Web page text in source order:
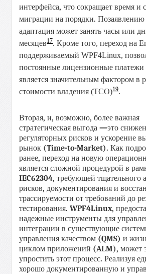
интерфейса, чтосокращает время и
миграции на порядки.Позаявлению
адаптацияможет занять часы или
месяцев17. Кроме того, переход на
поддерживаемый WPF4Linux,
постоянные лицензионные платежи
является значительным фактором в
стоимости владения (TCO)19.
Вторая, и,возможно, болееважная
стратегическаявыгода —это
регуляторных рисков и ускорение
рынок (Time-to-Market).Как
ранее, переход на новую
являетсясложной процедурой в
IEC62304,требующей тщательного
рисков,документирования и
трассируемостиот требований до
тестирования.WPF4Linux,
надежные инструменты для
интеграциив существующие
управлениякачеством (QMS)и
цикломприложений (ALM),может
упроститьэтотпроцесс.Реализуя
хорошо документированнуюи